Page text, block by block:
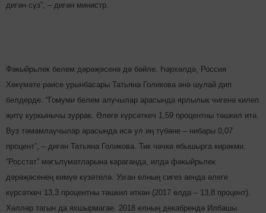
дигән сүз”, – дигән министр.
Фәкыйрьлек белем дә­рәҗәсенә дә бәйле. Һәрхәлдә, Россия
Хөкүмәте рәисе урынбасары Татьяна Голикова әнә шулай дип
белдерде. “Гомуми белем алучылар арасында ярлылык чигенә килеп
җитү куркынычы зуррак. Әлеге күрсәткеч 1,59 процентны тәшкил итә.
Вуз тәмам­лау­чылар арасында исә ул иң түбәне – нибары 0,07
процент”, – дигән Татьяна Голикова. Тик чәчкә ябышырга кирәкми.
“Росстат” мәгълү­матларына караганда, илдә фәкыйрьлек
дәрәҗәсенең кимүе күзәтелә. Узган елның сигез аенда әлеге
күрсәткеч 13,3 процентны тәшкил иткән (2017 елда – 13,8 процент).
Хәлләр тагын да яхшырмагае. 2018 елның декабрендә Илбашы